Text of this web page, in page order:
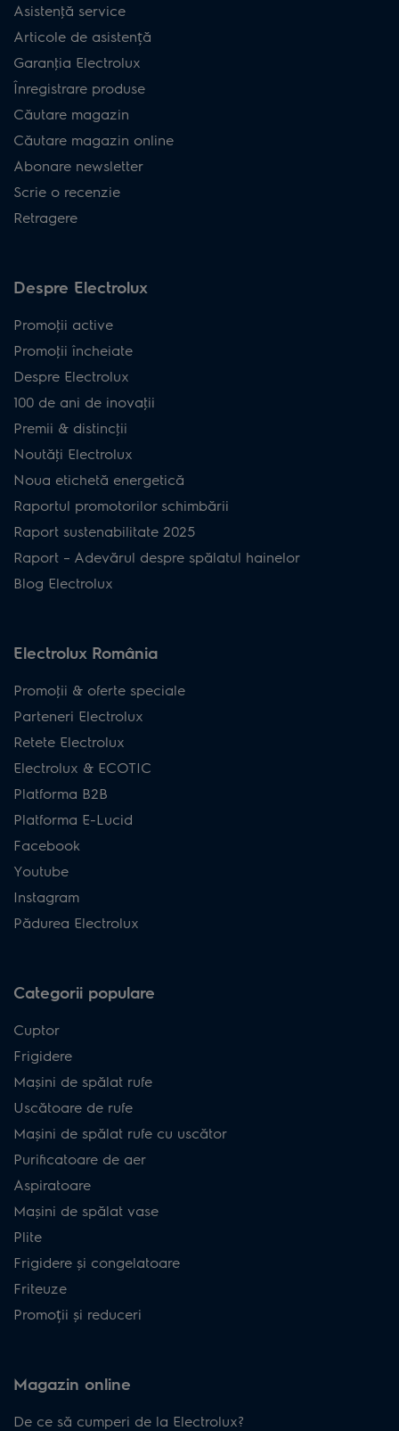
Asistenţă service
Articole de asistență
Garanţia Electrolux
Înregistrare produse
Căutare magazin
Căutare magazin online
Abonare newsletter
Scrie o recenzie
Retragere
Despre Electrolux
Promoţii active
Promoţii încheiate
Despre Electrolux
100 de ani de inovaţii
Premii & distincţii
Noutăţi Electrolux
Noua etichetă energetică
Raportul promotorilor schimbării
Raport sustenabilitate 2025
Raport – Adevărul despre spălatul hainelor
Blog Electrolux
Electrolux România
Promoţii & oferte speciale
Parteneri Electrolux
Retete Electrolux
Electrolux & ECOTIC
Platforma B2B
Platforma E-Lucid
Facebook
Youtube
Instagram
Pădurea Electrolux
Categorii populare
Cuptor
Frigidere
Mașini de spălat rufe
Uscătoare de rufe
Mașini de spălat rufe cu uscător
Purificatoare de aer
Aspiratoare
Mașini de spălat vase
Plite
Frigidere și congelatoare
Friteuze
Promoții și reduceri
Magazin online
De ce să cumperi de la Electrolux?